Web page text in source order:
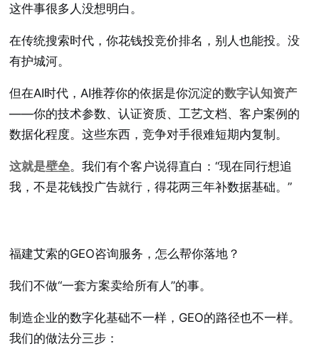
这件事很多人没想明白。
在传统搜索时代，你花钱投竞价排名，别人也能投。没
有护城河。
但在AI时代，AI推荐你的依据是你沉淀的数字认知资产
——你的技术参数、认证资质、工艺文档、客户案例的
数据化程度。这些东西，竞争对手很难短期内复制。
这就是壁垒。我们有个客户说得直白：“现在同行想追
我，不是花钱投广告就行，得花两三年补数据基础。”
福建艾索的GEO咨询服务，怎么帮你落地？
我们不做“一套方案卖给所有人”的事。
制造企业的数字化基础不一样，GEO的路径也不一样。
我们的做法分三步：